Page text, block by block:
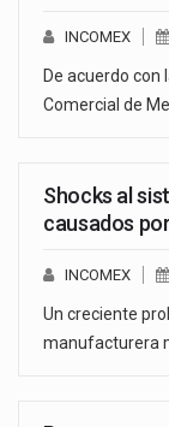
INCOMEX
De acuerdo
Comercial de
Shocks al
causados
INCOMEX
Un creciente
manufacturera